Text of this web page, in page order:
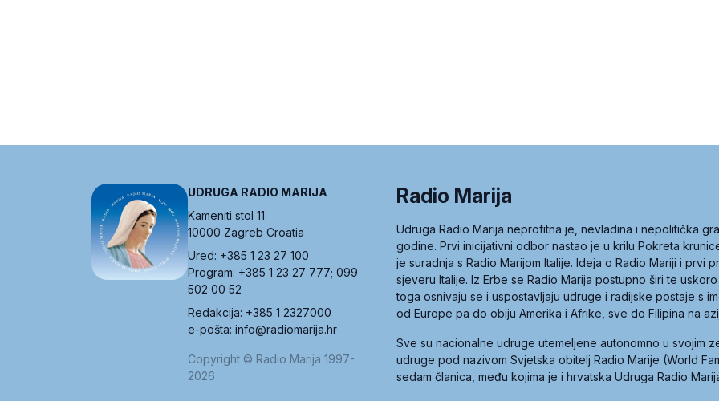
UDRUGA RADIO MARIJA
Kameniti stol 11
10000 Zagreb Croatia
Ured: +385 1 23 27 100
Program: +385 1 23 27 777; 099
502 00 52
Redakcija: +385 1 2327000
e-pošta: info@radiomarija.hr
Copyright © Radio Marija 1997-
2026
Radio Marija
Udruga Radio Marija neprofitna je, nevladina i nepolitička
godine. Prvi inicijativni odbor nastao je u krilu Pokreta
je suradnja s Radio Marijom Italije. Ideja o Radio Mariji i prvi
sjeveru Italije. Iz Erbe se Radio Marija postupno širi te
toga osnivaju se i uspostavljaju udruge i radijske postaje s
od Europe pa do obiju Amerika i Afrike, sve do Filipina na
Sve su nacionalne udruge utemeljene autonomno u svojim
udruge pod nazivom Svjetska obitelj Radio Marije (World
sedam članica, među kojima je i hrvatska Udruga Radio